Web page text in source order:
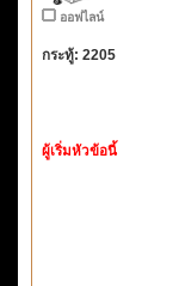
ออฟไลน์
กระทู้: 2205
ผู้เริ่มหัวข้อนี้